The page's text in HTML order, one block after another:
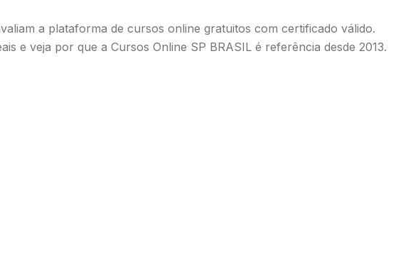
a plataforma de cursos online gratuitos com certificado válido.
e veja por que a Cursos Online SP BRASIL é referência desde 2013.